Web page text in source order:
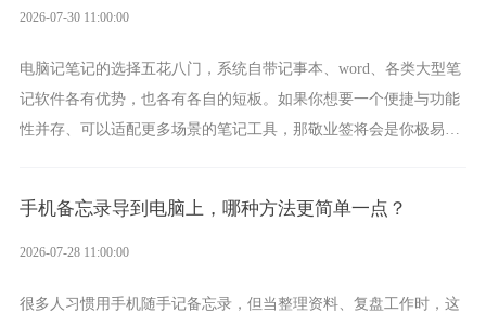
2026-07-30 11:00:00
电脑记笔记的选择五花八门，系统自带记事本、word、各类大型笔
记软件各有优势，也各有各自的短板。如果你想要一个便捷与功能
性并存、可以适配更多场景的笔记工具，那敬业签将会是你极易上
手机备忘录导到电脑上，哪种方法更简单一点？
2026-07-28 11:00:00
很多人习惯用手机随手记备忘录，但当整理资料、复盘工作时，这